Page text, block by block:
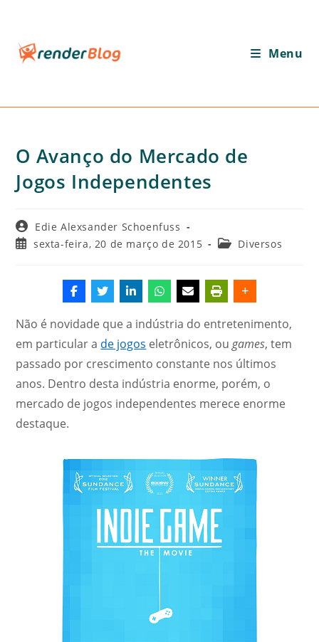
conteúdo
Menu
O Avanço do Mercado de
Jogos Independentes
Autor
do
post:
Edie Alexsander Schoenfuss
Postsexta-feira, 20 de março de 2015
Categoria
Diversos
Não é novidade que a indústria do entretenimento,
em particular a de jogos eletrônicos, ougames, tem
passado por crescimento constante nos últimos
anos. Dentro desta indústria enorme, porém, o
mercado de jogos independentes merece enorme
destaque.